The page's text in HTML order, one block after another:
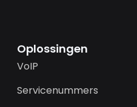
Oplossingen
VoIP
Servicenummers